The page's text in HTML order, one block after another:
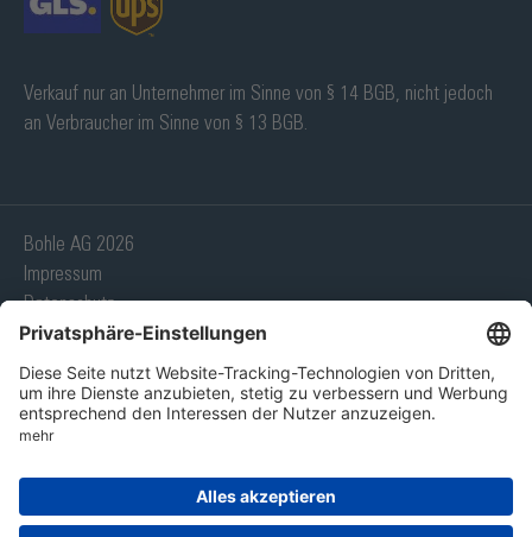
Verkauf nur an Unternehmer im Sinne von § 14 BGB, nicht jedoch
an Verbraucher im Sinne von § 13 BGB.
Bohle AG 2026
Impressum
Datenschutz
AGB
Lieferanten
Meldesystem
Cookie-Einstellungen
* ausgenommen Verträge, die nicht mit gewerblichen Endverwendern